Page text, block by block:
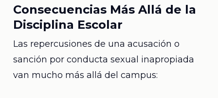
Consecuencias Más Allá de la
Disciplina Escolar
Las repercusiones de una acusación o
sanción por conducta sexual inapropiada
van mucho más allá del campus: